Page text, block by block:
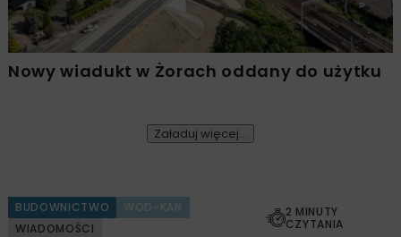
Nowy wiadukt w Żorach oddany do użytku
Załaduj więcej...
BUDOWNICTWO
WOD-KAN
WIADOMOŚCI
2 MINUTY
CZYTANIA